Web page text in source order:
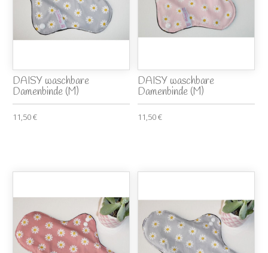
DAISY waschbare
Damenbinde (M)
11,50 €
DAISY waschbare
Damenbinde (M)
11,50 €